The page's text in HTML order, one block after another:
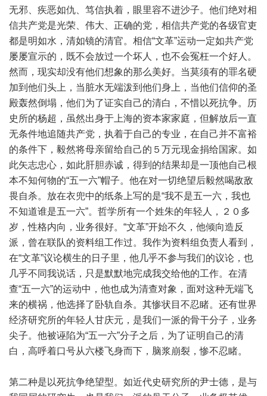
无邪、疾恶如仇、笃信执着，眼里容不进沙子。他们绝对相
信共产党是光荣、伟大、正确的党，相信共产党的各级官吏
都是明如水，清如镜的清官。相信“文革”运动一定如共产党
屡屡宣示的，既不会放过一个坏人，也不会冤枉一个好人。
然而，现实却没有他们想象的那么美好。当莫须有的罪名硬
加到他们头上，当脏水无端泼到他们身上，当他们信仰的圣
殿轰然倒塌，他们为了证实自己的清白，不惜以死抗争。历
史所的杨超，虽然出身于上海的资本家家庭，但解放后一直
无条件地追随共产党，执着于自己的专业，在自己并不富裕
的条件下，毅然将母亲留给自己的５万元现金捐给国家。如
此矢志忠心，如此肝胆赤诚，得到的结果却是一顶他自己根
本不知何物的“五一六”帽子。他在对一切绝望后毅然喝敌敌
畏自杀。放在衣兜中的纸条上写的是“我不是五一六，我也
不知道谁是五一六”。哲学所有一个姓朱的年轻人，２０多
岁，性格内向，业务很好。“文革”开始不久，他倾向造反
派，曾在联队的资料组工作过。我作为资料组负责人看到，
在“文革”议论横生的日子里，他几乎不参与我们的议论，也
几乎不同我说话，只是默默地完成我交给他的工作。在清
查“五一六”的运动中，他也成为清查对象，面对这种无端飞
来的横祸，他选择了卧轨自杀。其惨状目不忍睹。还有世界
经济研究所的年轻人甘庆元，是我们一派的骨干分子，业务
尖子。他被诬陷为“五一六”分子之后，为了证明自己的清
白，高呼着口号从六楼飞身而下，脑浆崩裂，惨不忍睹。
第二种是以死抗争绝望型。如近代史研究所的尹士德，是与